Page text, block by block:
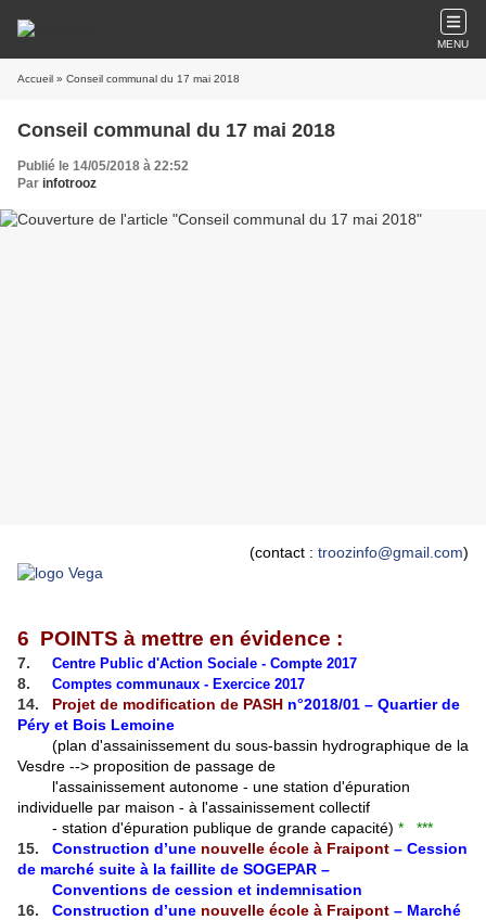
MENU
Accueil » Conseil communal du 17 mai 2018
Conseil communal du 17 mai 2018
Publié le 14/05/2018 à 22:52
Par infotrooz
(contact : troozinfo@gmail.com)
6 POINTS à mettre en évidence :
7. Centre Public d'Action Sociale - Compte 2017
8. Comptes communaux - Exercice 2017
14. Projet de modification de PASH n°2018/01 – Quartier de
Péry et Bois Lemoine
(plan d'assainissement du sous-bassin hydrographique de la
Vesdre --> proposition de passage de
l'assainissement autonome - une station d'épuration
individuelle par maison - à l'assainissement collectif
- station d'épuration publique de grande capacité) * ***
15. Construction d’une nouvelle école à Fraipont – Cession
de marché suite à la faillite de SOGEPAR –
Conventions de cession et indemnisation
16. Construction d’une nouvelle école à Fraipont – Marché